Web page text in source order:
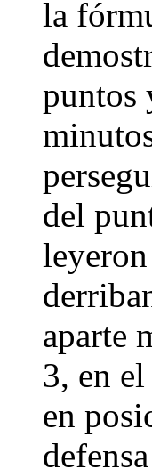
la
puntos
del
aparte
3, en
en